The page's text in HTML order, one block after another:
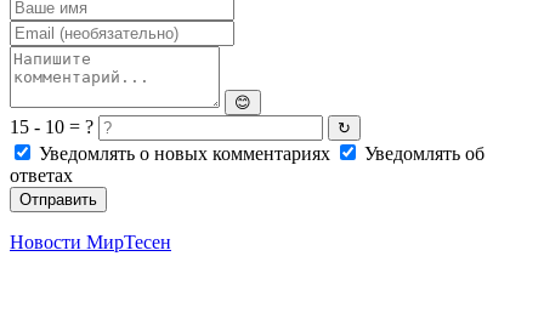
😊
15 - 10 = ? ↻
Уведомлять о новых комментариях
Уведомлять об
ответах
Отправить
Новости МирТесен